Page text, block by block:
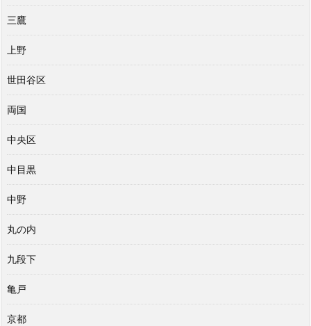
三鷹
上野
世田谷区
両国
中央区
中目黒
中野
丸の内
九段下
亀戸
京都